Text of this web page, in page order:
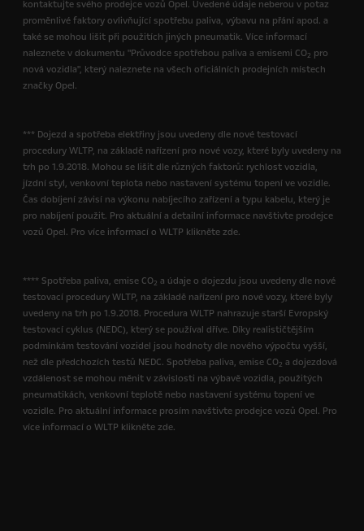
kontaktujte svého prodejce vozů Opel. Uvedené údaje neberou v potaz
proměnlivé faktory ovlivňující spotřebu paliva, výbavu na přání apod. a
také se mohou lišit při použitích jiných pneumatik. Více informací
naleznete v dokumentu "Průvodce spotřebou paliva a emisemi CO2 pro
nová vozidla", který naleznete na všech oficiálních prodejních místech
značky Opel.
*** Dojezd a spotřeba elektřiny jsou uvedeny dle nové testovací
procedury WLTP, na základě nařízení pro nové vozy, které byly uvedeny na
trh po 1.9.2018. Mohou se lišit dle různých faktorů: rychlost vozidla,
jízdní styl, venkovní teplota nebo nastavení systému topení ve vozidle.
Čas dobíjení závisí na výkonu nabíjecího zařízení a typu kabelu, který je
pro nabíjení použit. Pro aktuální a detailní informace navštivte prodejce
vozů Opel. Pro více informací o WLTP klikněte zde.
**** Spotřeba paliva, emise CO2 a údaje o dojezdu jsou uvedeny dle nové
testovací procedury WLTP, na základě nařízení pro nové vozy, které byly
uvedeny na trh po 1.9.2018. Procedura WLTP nahrazuje starší Evropský
testovací cyklus (NEDC), který se používal dříve. Díky realističtějším
podmínkám testování vozidel jsou hodnoty dle nového výpočtu vyšší,
než dle předchozích testů NEDC. Spotřeba paliva, emise CO2 a dojezdová
vzdálenost se mohou měnit v závislosti na výbavě vozidla, použitých
pneumatikách, venkovní teplotě nebo nastavení systému topení ve
vozidle. Pro aktuální informace prosím navštivte prodejce vozů Opel. Pro
více informací o WLTP klikněte zde.